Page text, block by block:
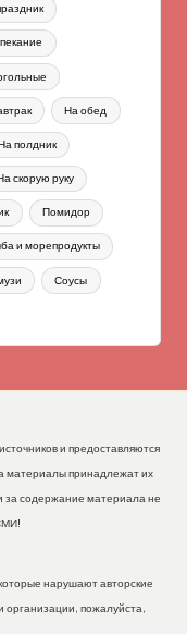
На обед
полдник
скорую руку
Помидор
и морепродукты
Соусы
и предоставляются
материалы принадлежат их
за содержание материала не
нарушают авторские
пожалуйста,